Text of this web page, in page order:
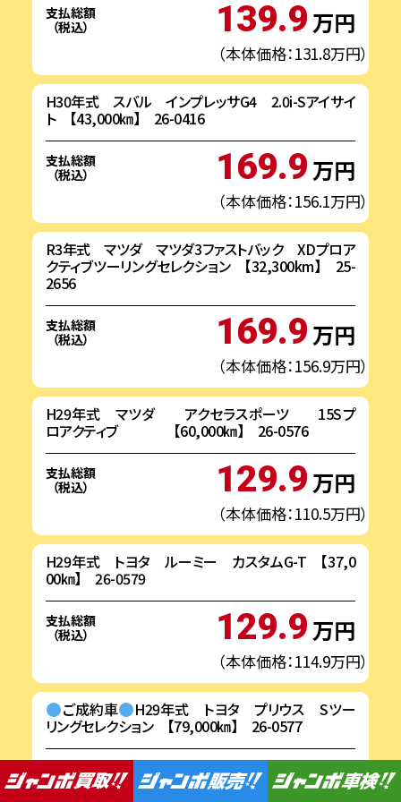
支払総額
（税込）
139.9万円
（本体価格：131.8万円）
H30年式 スバル インプレッサG4 2.0i-Sアイサイ
ト 【43,000㎞】 26-0416
支払総額
（税込）
169.9万円
（本体価格：156.1万円）
R3年式 マツダ マツダ3ファストバック XDプロア
クティブツーリングセレクション 【32,300km】 25-
2656
支払総額
（税込）
169.9万円
（本体価格：156.9万円）
H29年式 マツダ アクセラスポーツ 15Sプ
ロアクティブ 【60,000㎞】 26-0576
支払総額
（税込）
129.9万円
（本体価格：110.5万円）
H29年式 トヨタ ルーミー カスタムG-T 【37,0
00㎞】 26-0579
支払総額
（税込）
129.9万円
（本体価格：114.9万円）
ご成約車 H29年式 トヨタ プリウス Sツー
リングセレクション 【79,000㎞】 26-0577
（税込）
219.9万円